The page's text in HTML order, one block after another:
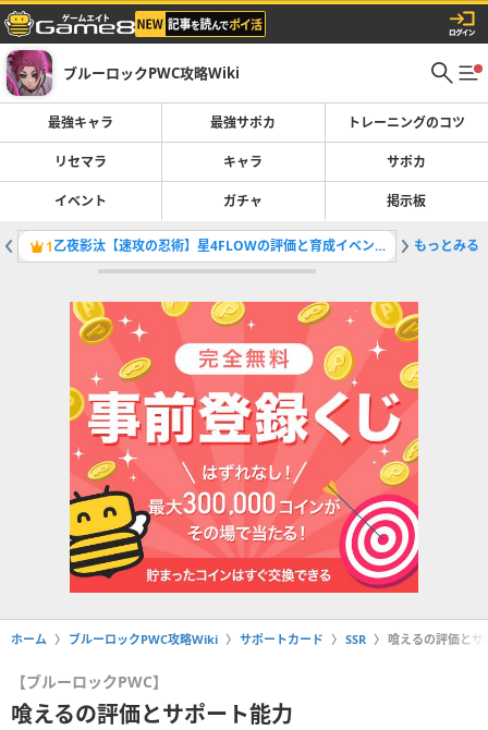
ブルーロックPWC攻略Wiki
最強キャラ 最強サポカ トレーニングのコツ
リセマラ キャラ サポカ
イベント ガチャ 掲示板
1 乙夜影汰【速攻の忍術】星4FLOWの評価と育成イベント 2最強ト
もっとみる
ホーム ブルーロックPWC攻略Wiki サポートカード SSR 喰えるの評価とサ
【ブルーロックPWC】
喰えるの評価とサポート能力